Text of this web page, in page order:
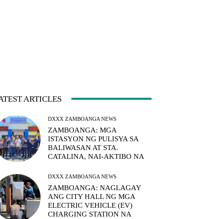
ARTICLES
DXXX ZAMBOANGA NEWS
ZAMBOANGA: MGA
ISTASYON NG PULISYA SA
BALIWASAN AT STA.
CATALINA, NAI-AKTIBO NA
DXXX ZAMBOANGA NEWS
ZAMBOANGA: NAGLAGAY
ANG CITY HALL NG MGA
ELECTRIC VEHICLE (EV)
CHARGING STATION NA